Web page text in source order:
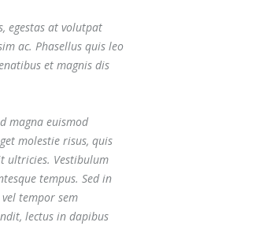
egestas at volutpat
ac. Phasellus quis leo
et magnis dis
magna euismod
molestie risus, quis
ultricies. Vestibulum
tempus. Sed in
tempor sem
lectus in dapibus